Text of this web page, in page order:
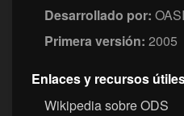
Desarrollado por:
Primera versión: 2005
Enlaces y recursos
Wikipedia sobre ODS